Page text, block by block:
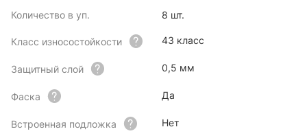
Количество в уп. 8 шт.
Класс износостойкости 43 класс
Защитный слой 0,5 мм
Фаска Да
Встроенная подложка Нет